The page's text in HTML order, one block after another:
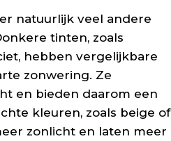
natuurlijk veel andere
tinten, zoals
hebben vergelijkbare
zonwering. Ze
en bieden daarom een
kleuren, zoals beige of
zonlicht en laten meer